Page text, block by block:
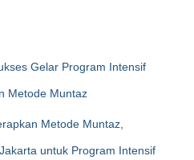
Gelar Program Intensif
Metode Muntaz
Metode Muntaz,
untuk Program Intensif